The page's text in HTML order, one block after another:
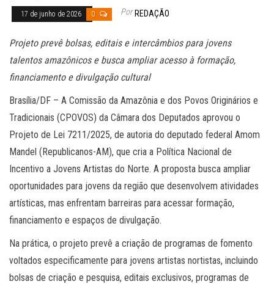
17 de junho de 2026 0 Por REDAÇÃO
Projeto prevê bolsas, editais e intercâmbios para jovens
talentos amazônicos e busca ampliar acesso à formação,
financiamento e divulgação cultural
Brasília/DF – A Comissão da Amazônia e dos Povos Originários e
Tradicionais (CPOVOS) da Câmara dos Deputados aprovou o
Projeto de Lei 7211/2025, de autoria do deputado federal Amom
Mandel (Republicanos-AM), que cria a Política Nacional de
Incentivo a Jovens Artistas do Norte. A proposta busca ampliar
oportunidades para jovens da região que desenvolvem atividades
artísticas, mas enfrentam barreiras para acessar formação,
financiamento e espaços de divulgação.
Na prática, o projeto prevê a criação de programas de fomento
voltados especificamente para jovens artistas nortistas, incluindo
bolsas de criação e pesquisa, editais exclusivos, programas de